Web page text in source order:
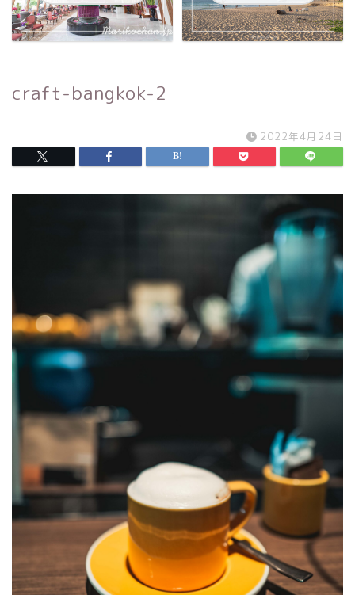
craft-bangkok-2
2022年4月24日